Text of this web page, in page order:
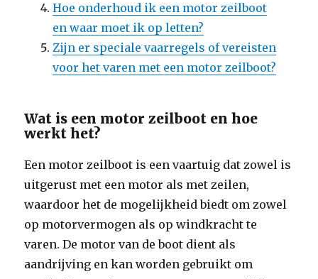
Hoe onderhoud ik een motor zeilboot
en waar moet ik op letten?
Zijn er speciale vaarregels of vereisten
voor het varen met een motor zeilboot?
Wat is een motor zeilboot en hoe
werkt het?
Een motor zeilboot is een vaartuig dat zowel is
uitgerust met een motor als met zeilen,
waardoor het de mogelijkheid biedt om zowel
op motorvermogen als op windkracht te
varen. De motor van de boot dient als
aandrijving en kan worden gebruikt om